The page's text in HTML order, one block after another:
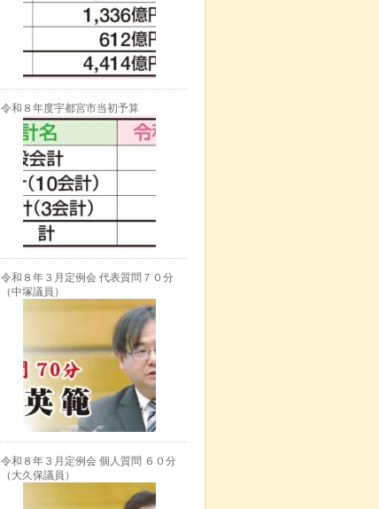
令和８年度宇都宮市当初予算
令和８年３月定例会 代表質問７０分
（中塚議員）
令和８年３月定例会 個人質問 ６０分
（大久保議員）